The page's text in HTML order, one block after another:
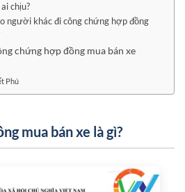
chịu?
người khác đi công chứng hợp đồng
chứng hợp đồng mua bán xe
Phú
mua bán xe là gì?